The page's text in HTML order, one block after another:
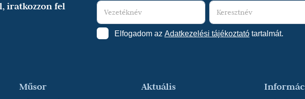
Eisemann: Én és a
Kenessey: János
XIV. Lajos (Bulgakov:
szörny és a szép),
iratkozzon fel
Elfogadom az Adatkezelési tájékoztató tartalmát.
Műsor Aktuális